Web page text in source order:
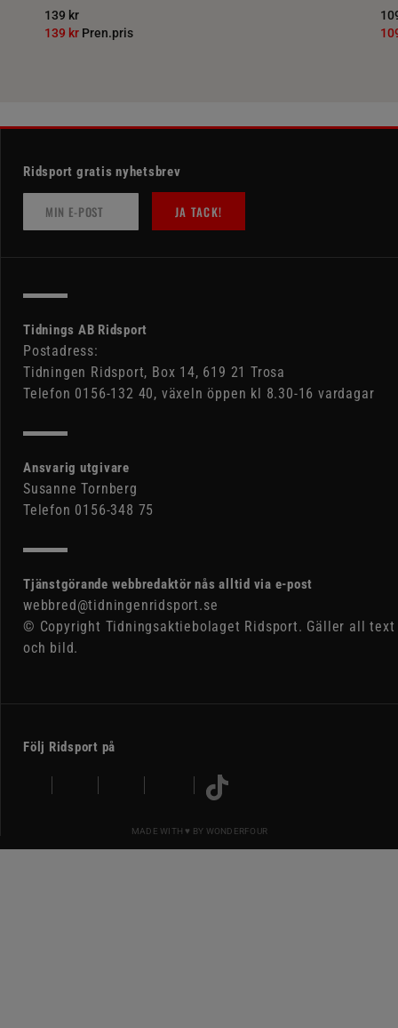
139 kr
139 kr Pren.pris
Ridsport gratis nyhetsbrev
JA TACK!
Tidnings AB Ridsport
Postadress:
Tidningen Ridsport, Box 14, 619 21 Trosa
Telefon 0156-132 40, växeln öppen kl 8.30-16 vardagar
Ansvarig utgivare
Susanne Tornberg
Telefon 0156-348 75
Tjänstgörande webbredaktör nås alltid via e-post
webbred@tidningenridsport.se
© Copyright Tidningsaktiebolaget Ridsport. Gäller all text
och bild.
Följ Ridsport på
MADE WITH ♥ BY WONDERFOUR